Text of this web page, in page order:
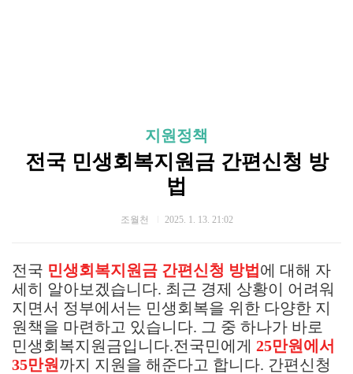
지원정책
전국 민생회복지원금 간편신청 방
법
조월천 2025. 1. 13. 21:02
전국 민생회복지원금 간편신청 방법 에 대해 자
세히 알아보겠습니다. 최근 경제 상황이 어려워
지면서 정부에서는 민생회복을 위한 다양한 지
원책을 마련하고 있습니다. 그 중 하나가 바로
민생회복지원금입니다.전국민에게 25만원에서
35만원 까지 지원을 해준다고 합니다. 간편신청